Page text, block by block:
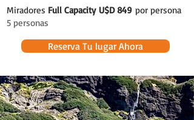
Miradores Full Capacity U$D 849 por persona
5 personas
Reserva Tu lugar Ahora